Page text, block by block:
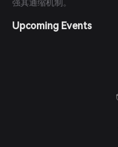
强其通缩机制。
Upcoming Events